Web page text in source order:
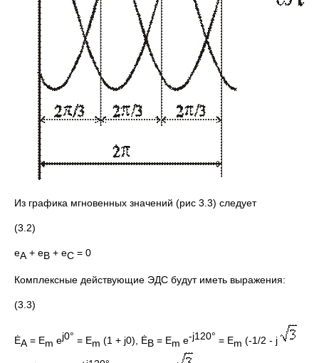
Из графика мгновенных значений (рис 3.3) следует
(3.2)
eA + eB + eC = 0
Комплексные действующие ЭДС будут иметь выражения:
(3.3)
ĖA = Em ej0° = Em (1 + j0), ĖB = Em e-j120° = Em (-1/2 - j